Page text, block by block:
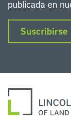
publicada en
Suscribirse